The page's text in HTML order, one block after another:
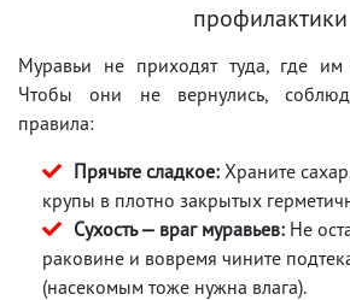
профилактики
Муравьи не приходят туда, где им
Чтобы они не вернулись,
правила:
Прячьте сладкое: Храните
крупы в плотно закрытых
Сухость — враг муравьев: Не
раковине и вовремя чините
(насекомым тоже нужна влага).